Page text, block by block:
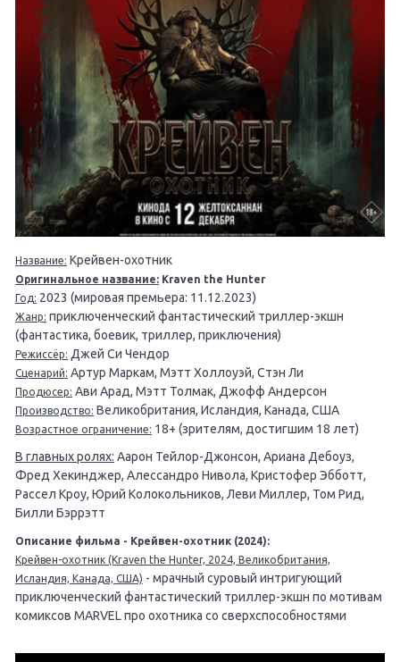
Название: Крейвен-охотник
Оригинальное название: Kraven the Hunter
Год: 2023 (мировая премьера: 11.12.2023)
Жанр: приключенческий фантастический триллер-экшн
(фантастика, боевик, триллер, приключения)
Режиссёр: Джей Си Чендор
Сценарий: Артур Маркам, Мэтт Холлоуэй, Стэн Ли
Продюсер: Ави Арад, Мэтт Толмак, Джофф Андерсон
Производство: Великобритания, Исландия, Канада, США
Возрастное ограничение: 18+ (зрителям, достигшим 18 лет)
В главных ролях: Аарон Тейлор-Джонсон, Ариана Дебоуз,
Фред Хекинджер, Алессандро Нивола, Кристофер Эбботт,
Рассел Кроу, Юрий Колокольников, Леви Миллер, Том Рид,
Билли Бэррэтт
Описание фильма - Крейвен-охотник (2024):
Крейвен-охотник (Kraven the Hunter, 2024, Великобритания,
Исландия, Канада, США) - мрачный суровый интригующий
приключенческий фантастический триллер-экшн по мотивам
комиксов MARVEL про охотника со сверхспособностями